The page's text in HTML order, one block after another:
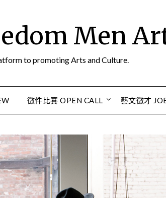
Men
to promoting Arts and Culture.
徵件比賽 OPEN CALL 藝文徵才